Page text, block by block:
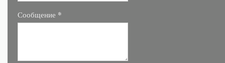
Сообщение *